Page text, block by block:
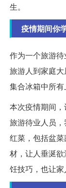
生。
疫情期间你
作为一个旅游
旅游人到家庭
集合冰箱中所有
本次疫情期间
旅游待业人员
红菜，包括盆
材，让人垂涎
饪技巧，也让家